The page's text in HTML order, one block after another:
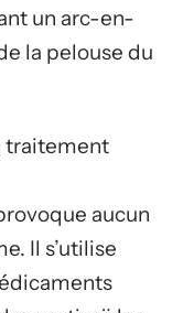
un arc-en-
la pelouse du
traitement
aucun
Il s’utilise